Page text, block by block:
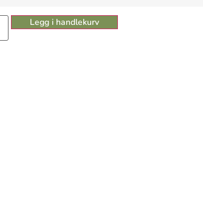
Legg i handlekurv